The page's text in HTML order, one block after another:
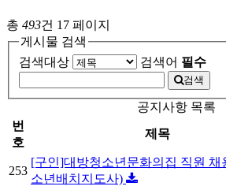
총 493건 17 페이지
게시물 검색
검색대상
검색어 필수
검색
공지사항 목록
번
호
제목
253
[구인]대방청소년문화의집 직원 채
소년배치지도사)